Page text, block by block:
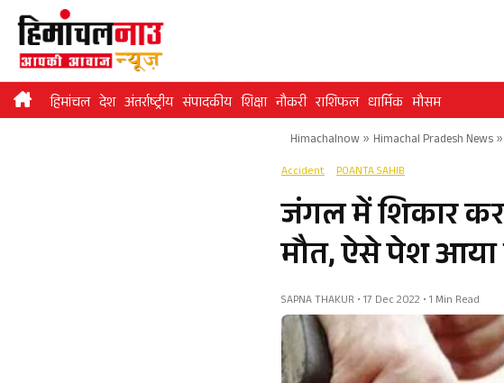
Skip
content
हिमांचल देश अंतर्राष्ट्रीय संपादकीय शिक्षा नौकरी राशिफल धार्मिक मौसम
Himachalnow» Himachal Pradesh News»
Accident POANTA SAHIB
जंगल में शिकार
मौत, ऐसे पेश आया
SAPNA THAKUR • 17 Dec 2022 • 1 Min Read